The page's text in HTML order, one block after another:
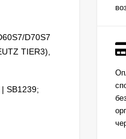
D70S7
TIER3),
SB1239;